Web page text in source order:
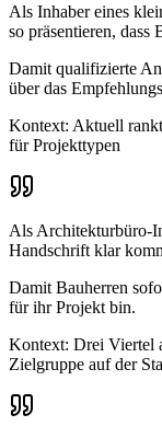
Als Inhaber eines
so präsentieren, dass
Damit qualifizierte
über das
Kontext: Aktuell
für Projekttypen
Als Architekturbüro-
Handschrift klar
Damit Bauherren
für ihr Projekt bin.
Kontext: Drei Viertel
Zielgruppe auf der